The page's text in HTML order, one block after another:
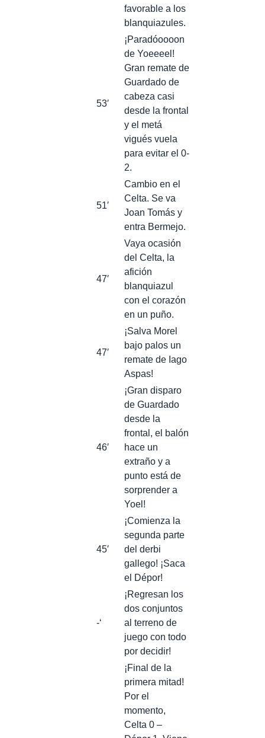
favorable a los
blanquiazules.
53′
¡Paradóoooon
de Yoeeeel!
Gran remate de
Guardado de
cabeza casi
desde la frontal
y el metá
vigués vuela
para evitar el 0-
2.
51′
Cambio en el
Celta. Se va
Joan Tomás y
entra Bermejo.
47′
Vaya ocasión
del Celta, la
afición
blanquiazul
con el corazón
en un puño.
47′
¡Salva Morel
bajo palos un
remate de Iago
Aspas!
46′
¡Gran disparo
de Guardado
desde la
frontal, el balón
hace un
extraño y a
punto está de
sorprender a
Yoel!
45′
¡Comienza la
segunda parte
del derbi
gallego! ¡Saca
el Dépor!
-‘
¡Regresan los
dos conjuntos
al terreno de
juego con todo
por decidir!
¡Final de la
primera mitad!
Por el
momento,
Celta 0 –